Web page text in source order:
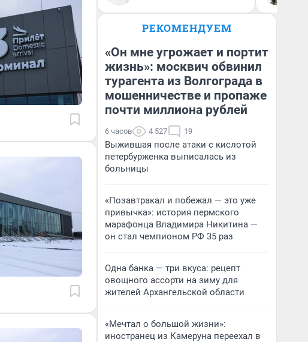
РЕКОМЕНДУЕМ
«Он мне угрожает и портит
жизнь»: москвич обвинил
турагента из Волгограда в
мошенничестве и пропаже
почти миллиона рублей
6 часов 4 527 19
Выжившая после атаки с кислотой
петербурженка выписалась из
больницы
«Позавтракал и побежал — это уже
привычка»: история пермского
марафонца Владимира Никитина —
он стал чемпионом РФ 35 раз
Одна банка — три вкуса: рецепт
овощного ассорти на зиму для
жителей Архангельской области
«Мечтал о большой жизни»:
иностранец из Камеруна переехал в